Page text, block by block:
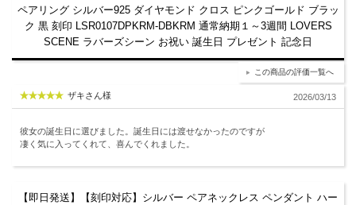
ペアリング シルバー925 ダイヤモンド クロス ピンクゴールド ブラッ
ク 黒 刻印 LSR0107DPKRM-DBKRM 通常納期１～3週間 LOVERS
SCENE ラバーズシーン お祝い 誕生日 プレゼント 記念日
この商品の評価一覧へ
ザキさん様 2026/03/13
彼女の誕生日に選びました。誕生日には渡せなかったのですが
凄く気に入ってくれて、喜んでくれました。
【即日発送】【刻印対応】シルバー ペアネックレス ペンダント ハー